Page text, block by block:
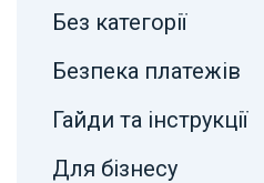
Без категорії
Безпека платежів
Гайди та інструкції
Для бізнесу